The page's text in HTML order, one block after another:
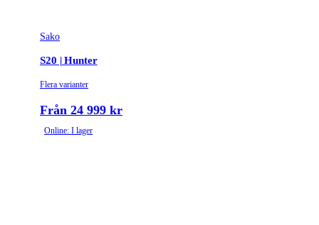
Sako
S20 | Hunter
Flera varianter
Från 24 999 kr
Online: I lager